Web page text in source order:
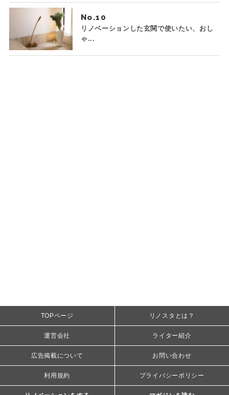
No.
リノベーションした玄関で使いたい、おし
ゃ...
TOPページ リノスタとは？
運営会社 ライター紹介
広告掲載について お問い合わせ
利用規約 プライバシーポリシー